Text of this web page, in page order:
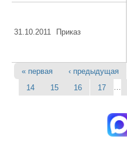
31.10.2011 Приказ
Страницы
« первая ‹ предыдущая
14
15 16 17